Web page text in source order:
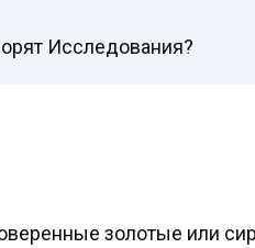
Исследования?
золотые или